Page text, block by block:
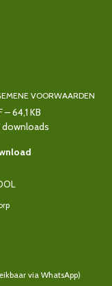
VOORWAARDEN
– 64,1 KB
downloads
via WhatsApp)